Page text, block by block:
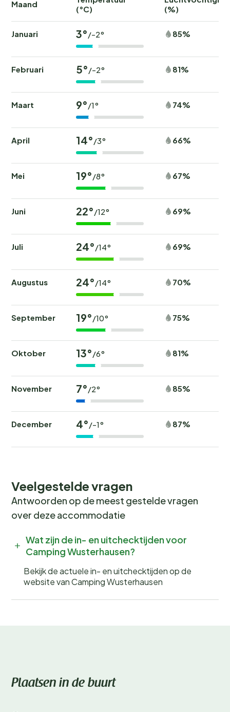
Maand
(°C)
(%)
Januari 3° /-2° 85%
Februari 5° /-2° 81%
Maart 9° /1° 74%
April 14° /3° 66%
Mei 19° /8° 67%
Juni 22° /12° 69%
Juli 24° /14° 69%
Augustus 24° /14° 70%
September 19° /10° 75%
Oktober 13° /6° 81%
November 7° /2° 85%
December 4° /-1° 87%
Veelgestelde vragen
Antwoorden op de meest gestelde vragen
over deze accommodatie
Wat zijn de in- en uitchecktijden voor
Camping Wusterhausen?
Bekijk de actuele in- en uitchecktijden op de
website van Camping Wusterhausen
Plaatsen in de buurt